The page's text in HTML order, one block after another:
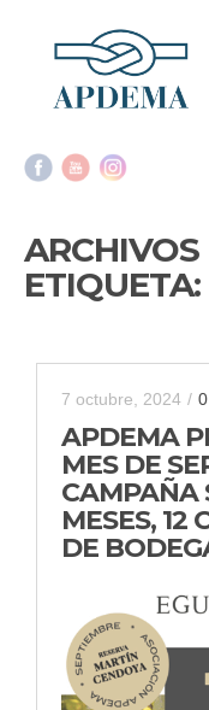
ARCHIVOS
ETIQUETA:
7 octubre, 2024 /
APDEMA
MES DE
CAMPAÑA
MESES, 12
DE